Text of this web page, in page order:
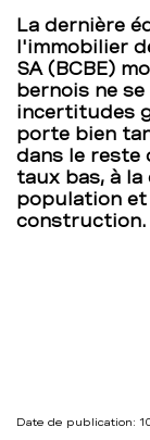
de
Berne
–
BCBE
La dernière
l'immobilier
SA (BCBE)
bernois ne
incertitudes
porte bien
dans le reste
taux bas, à
population et
construction.
Date de publication: